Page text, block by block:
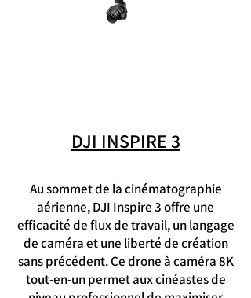
DJI INSPIRE 3
Au sommet de la cinématographie
aérienne, DJI Inspire 3 offre une
efficacité de flux de travail, un langage
de caméra et une liberté de création
sans précédent. Ce drone à caméra 8K
tout-en-un permet aux cinéastes de